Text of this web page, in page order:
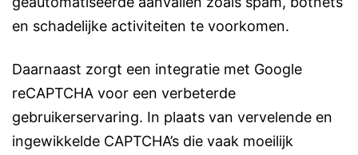
en schadelijke activiteiten te voorkomen.
Daarnaast zorgt een integratie met Google
reCAPTCHA voor een verbeterde
gebruikerservaring. In plaats van vervelende en
ingewikkelde CAPTCHA’s die vaak moeilijk